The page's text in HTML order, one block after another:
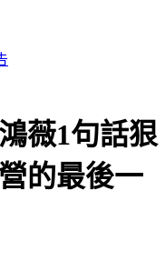
技」開重訊記者會
薇1句話狠
的最後一